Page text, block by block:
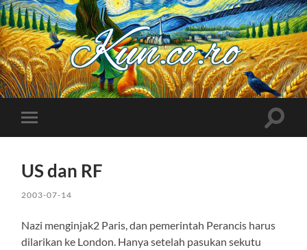
Kuncoro++
Toggle
mobile
Toggle
US dan RF
2003-07-14
Nazi menginjak2 Paris, dan pemerintah Perancis harus
dilarikan ke London. Hanya setelah pasukan sekutu